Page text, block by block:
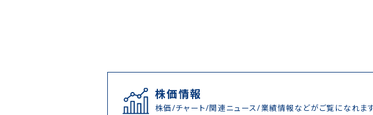
株価情報
株価/チャート/関連ニュース/業績情報などがご覧になれます